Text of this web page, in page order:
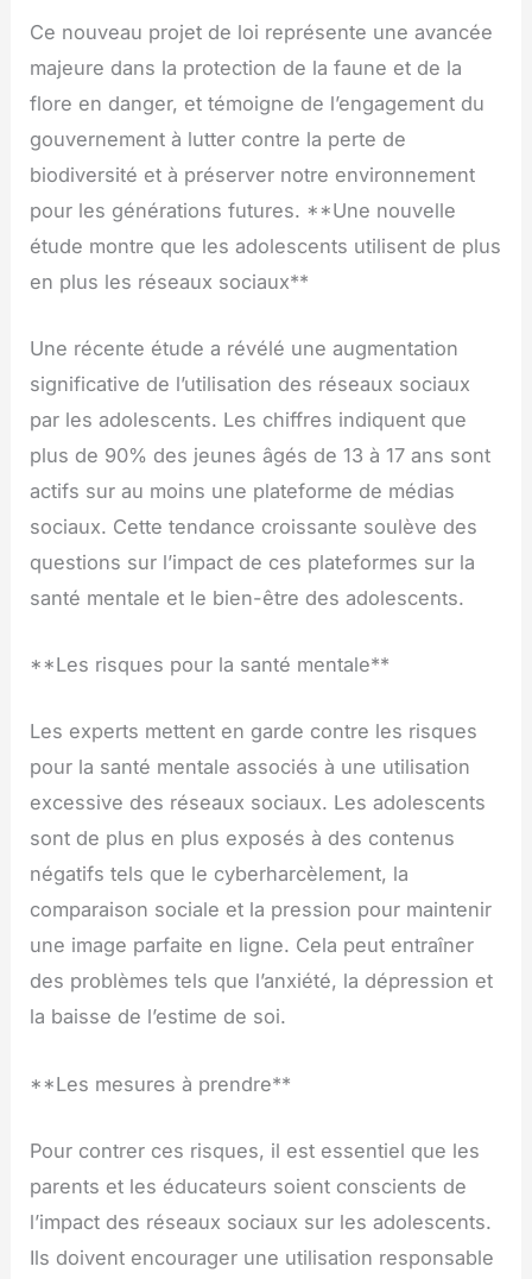
Ce nouveau projet de loi représente une avancée
majeure dans la protection de la faune et de la
flore en danger, et témoigne de l’engagement du
gouvernement à lutter contre la perte de
biodiversité et à préserver notre environnement
pour les générations futures. **Une nouvelle
étude montre que les adolescents utilisent de plus
en plus les réseaux sociaux**
Une récente étude a révélé une augmentation
significative de l’utilisation des réseaux sociaux
par les adolescents. Les chiffres indiquent que
plus de 90% des jeunes âgés de 13 à 17 ans sont
actifs sur au moins une plateforme de médias
sociaux. Cette tendance croissante soulève des
questions sur l’impact de ces plateformes sur la
santé mentale et le bien-être des adolescents.
**Les risques pour la santé mentale**
Les experts mettent en garde contre les risques
pour la santé mentale associés à une utilisation
excessive des réseaux sociaux. Les adolescents
sont de plus en plus exposés à des contenus
négatifs tels que le cyberharcèlement, la
comparaison sociale et la pression pour maintenir
une image parfaite en ligne. Cela peut entraîner
des problèmes tels que l’anxiété, la dépression et
la baisse de l’estime de soi.
**Les mesures à prendre**
Pour contrer ces risques, il est essentiel que les
parents et les éducateurs soient conscients de
l’impact des réseaux sociaux sur les adolescents.
Ils doivent encourager une utilisation responsable